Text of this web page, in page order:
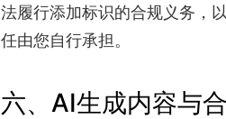
法履行添加标识的合规义务，
任由您自行承担。
六、AI生成内容与